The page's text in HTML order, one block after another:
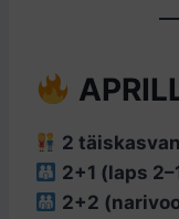
2
2+1 (laps
2+2